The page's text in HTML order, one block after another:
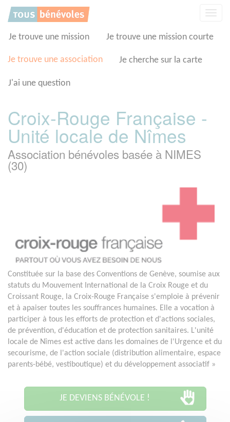
Je trouve une mission Je trouve une mission courte
Je trouve une association Je cherche sur la carte
J'ai une question
Croix-Rouge Française -
Unité locale de Nîmes
Association bénévoles basée à NIMES
(30)
Constituée sur la base des Conventions de Genève, soumise aux
statuts du Mouvement International de la Croix Rouge et du
Croissant Rouge, la Croix-Rouge Française s'emploie à prévenir
et à apaiser toutes les souffrances humaines. Elle a vocation à
participer à tous les efforts de protection et d'actions sociales,
de prévention, d'éducation et de protection sanitaires. L'unité
locale de Nîmes est active dans les domaines de l'Urgence et du
secourisme, de l'action sociale (distribution alimentaire, espace
parents-bébé, vestiboutique) et du développement associatif »
JE DEVIENS BÉNÉVOLE !
Panneau de gestion des cookies